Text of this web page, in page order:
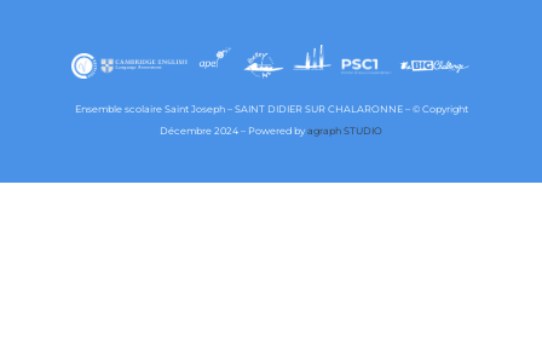
Ensemble scolaire Saint Joseph – SAINT DIDIER SUR CHALARONNE – © Copyright
Décembre 2024 – Powered by agraph STUDIO